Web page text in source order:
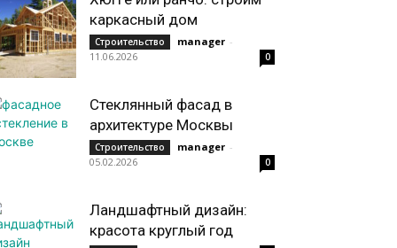
каркасный дом
Строительство manager -
11.06.2026
0
Стеклянный фасад в
архитектуре Москвы
Строительство manager -
05.02.2026
0
Ландшафтный дизайн:
красота круглый год